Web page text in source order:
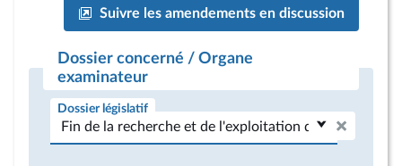
Suivre les amendements en discussion
Dossier concerné / Organe
examinateur
Dossier législatif